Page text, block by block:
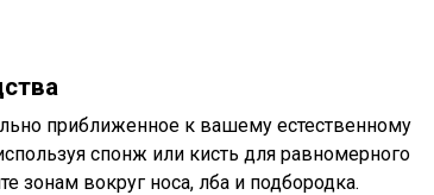
приближенное к вашему естественному
спонж или кисть для равномерного
зонам вокруг носа, лба и подбородка.